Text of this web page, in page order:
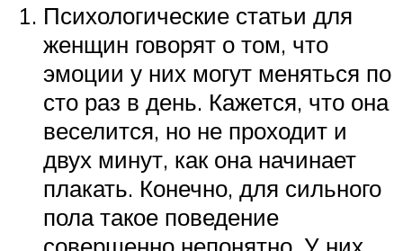
Психологические статьи для
женщин говорят о том, что
эмоции у них могут меняться по
сто раз в день. Кажется, что она
веселится, но не проходит и
двух минут, как она начинает
плакать. Конечно, для сильного
пола такое поведение